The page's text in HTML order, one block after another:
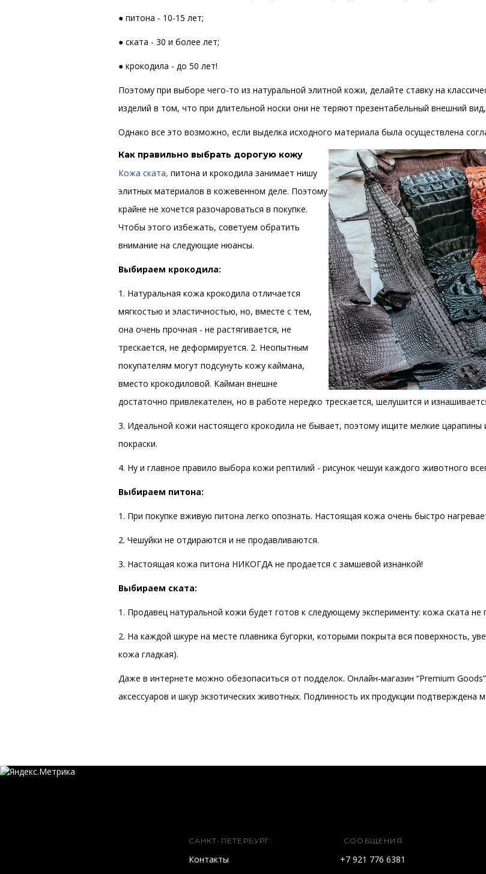
● питона - 10-15 лет;
● ската - 30 и более лет;
● крокодила - до 50 лет!
Поэтому при выборе чего-то из натуральной элитной кожи, делайте ставку на
изделий в том, что при длительной носки они не теряют презентабельный внешний
Однако все это возможно, если выделка исходного материала была осуществлена
Как правильно выбрать дорогую кожу
Кожа ската, питона и крокодила занимает нишу
элитных материалов в кожевенном деле. Поэтому
крайне не хочется разочароваться в покупке.
Чтобы этого избежать, советуем обратить
внимание на следующие нюансы.
Выбираем крокодила:
1. Натуральная кожа крокодила отличается
мягкостью и эластичностью, но, вместе с тем,
она очень прочная - не растягивается, не
трескается, не деформируется. 2. Неопытным
покупателям могут подсунуть кожу каймана,
вместо крокодиловой. Кайман внешне
достаточно привлекателен, но в работе нередко трескается, шелушится и
3. Идеальной кожи настоящего крокодила не бывает, поэтому ищите мелкие
покраски.
4. Ну и главное правило выбора кожи рептилий - рисунок чешуи каждого животного
Выбираем питона:
1. При покупке вживую питона легко опознать. Настоящая кожа очень быстро
2. Чешуйки не отдираются и не продавливаются.
3. Настоящая кожа питона НИКОГДА не продается с замшевой изнанкой!
Выбираем ската:
1. Продавец натуральной кожи будет готов к следующему эксперименту: кожа ската не
2. На каждой шкуре на месте плавника бугорки, которыми покрыта вся поверхность,
кожа гладкая).
Даже в интернете можно обезопаситься от подделок. Онлайн-магазин “Premium
аксессуаров и шкур экзотических животных. Подлинность их продукции подтверждена
САНКТ-ПЕТЕРБУРГ:
Контакты
СООБЩЕНИЯ
+7 921 776 6381